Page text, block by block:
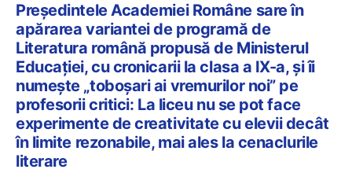
Președintele Academiei Române sare în
apărarea variantei de programă de
Literatura română propusă de Ministerul
Educației, cu cronicarii la clasa a IX-a, și îi
numește „toboșari ai vremurilor noi” pe
profesorii critici: La liceu nu se pot face
experimente de creativitate cu elevii decât
în limite rezonabile, mai ales la cenaclurile
literare